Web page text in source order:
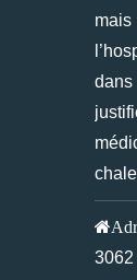
3062